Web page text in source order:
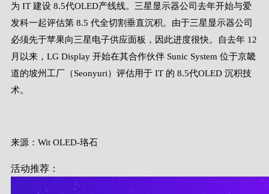
为 IT 建设 8.5代OLED产线线。三星显示器公司去年开始与爱
发科一起评估第 8.5 代全切割垂直沉积。由于三星显示器公司
必须先于苹果向三星电子供应面板，因此进度很快。自去年 12
月以来，LG Display 开始在其合作伙伴 Sunic System 位于京畿
道的坡州工厂（Seonyuri）评估用于 IT 的 8.5代OLED 沉积技
术。
来源：Wit OLED-珞石
活动推荐：